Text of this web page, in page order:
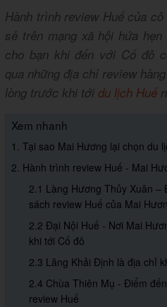
Hành trình review Huế của
sẻ trên mạng xã hội hứa
cho bạn khi đến với Cố đô
qua những địa chỉ review
lòng trước khi tới du lịch Huế
Xem nhanh
1. Tại sao Mai Hương lại chọn du
2. Hành trình review Huế - Mai
2.1 Làng Hương Thủy Xuân
sách review Huế của Mai
2.2 Đại Nội Huế - Nơi Mai
khi tới Cố đô
2.3 Lăng Khải Định là địa chỉ
2.4 Chùa Thiên Mụ - Điểm
review Huế